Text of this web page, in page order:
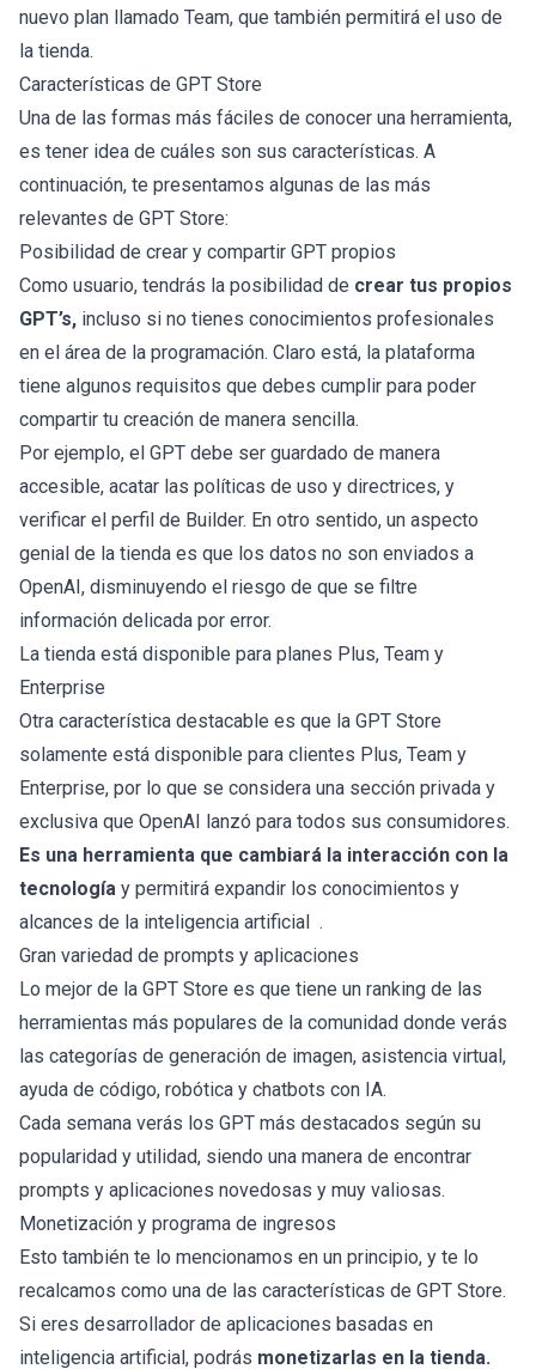
nuevo plan llamado Team, que también permitirá el uso de
la tienda.
Características de GPT Store
Una de las formas más fáciles de conocer una herramienta,
es tener idea de cuáles son sus características. A
continuación, te presentamos algunas de las más
relevantes de GPT Store:
Posibilidad de crear y compartir GPT propios
Como usuario, tendrás la posibilidad de crear tus propios
GPT’s, incluso si no tienes conocimientos profesionales
en el área de la programación. Claro está, la plataforma
tiene algunos requisitos que debes cumplir para poder
compartir tu creación de manera sencilla.
Por ejemplo, el GPT debe ser guardado de manera
accesible, acatar las políticas de uso y directrices, y
verificar el perfil de Builder. En otro sentido, un aspecto
genial de la tienda es que los datos no son enviados a
OpenAI, disminuyendo el riesgo de que se filtre
información delicada por error.
La tienda está disponible para planes Plus, Team y
Enterprise
Otra característica destacable es que la GPT Store
solamente está disponible para clientes Plus, Team y
Enterprise, por lo que se considera una sección privada y
exclusiva que OpenAI lanzó para todos sus consumidores.
Es una herramienta que cambiará la interacción con la
tecnología y permitirá expandir los conocimientos y
alcances de la inteligencia artificial .
Gran variedad de prompts y aplicaciones
Lo mejor de la GPT Store es que tiene un ranking de las
herramientas más populares de la comunidad donde verás
las categorías de generación de imagen, asistencia virtual,
ayuda de código, robótica y chatbots con IA.
Cada semana verás los GPT más destacados según su
popularidad y utilidad, siendo una manera de encontrar
prompts y aplicaciones novedosas y muy valiosas.
Monetización y programa de ingresos
Esto también te lo mencionamos en un principio, y te lo
recalcamos como una de las características de GPT Store.
Si eres desarrollador de aplicaciones basadas en
inteligencia artificial, podrás monetizarlas en la tienda.